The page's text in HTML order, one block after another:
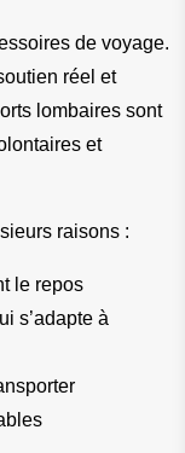
de voyage.
réel et
lombaires sont
et
raisons :
le repos
s’adapte à